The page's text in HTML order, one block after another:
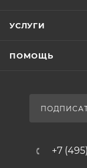
УСЛУГИ
ПОМОЩЬ
+7